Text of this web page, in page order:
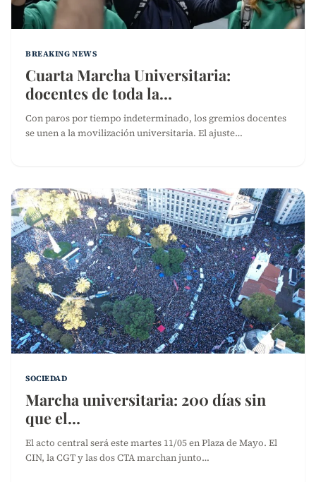
BREAKING NEWS
Cuarta Marcha Universitaria:
docentes de toda la…
Con paros por tiempo indeterminado, los gremios docentes
se unen a la movilización universitaria. El ajuste…
SOCIEDAD
Marcha universitaria: 200 días sin
que el…
El acto central será este martes 11/05 en Plaza de Mayo. El
CIN, la CGT y las dos CTA marchan junto…